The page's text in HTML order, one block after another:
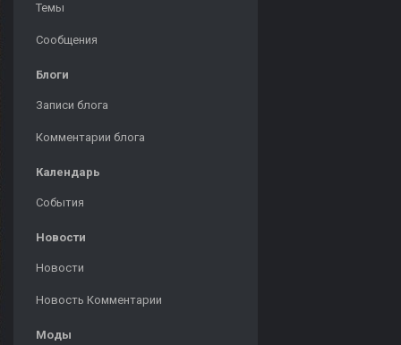
Темы
Сообщения
Блоги
Записи блога
Комментарии блога
Календарь
События
Новости
Новости
Новость Комментарии
Моды